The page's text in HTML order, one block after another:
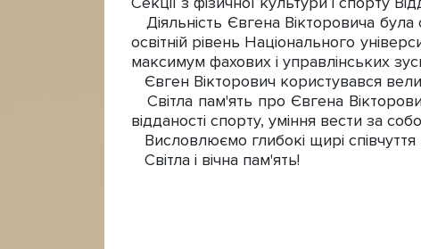
Діяльність Євгена Вікторовича
освітній рівень Національного
максимум фахових і управлінських
Євген Вікторович користувався
Світла пам'ять про Євгена
відданості спорту, уміння вести за
Висловлюємо глибокі щирі
Світла і вічна пам'ять!